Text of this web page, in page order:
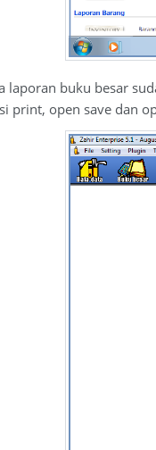
laporan buku besar
print, open save dan